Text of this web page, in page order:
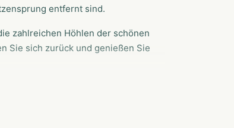
entfernt sind.
zahlreichen Höhlen der schönen
Sie sich zurück und genießen Sie